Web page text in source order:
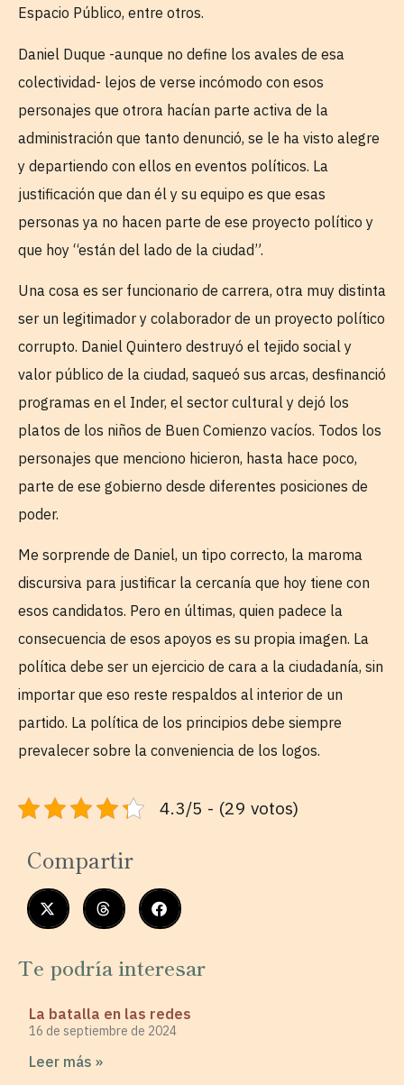
Espacio Público, entre otros.
Daniel Duque -aunque no define los avales de esa
colectividad- lejos de verse incómodo con esos
personajes que otrora hacían parte activa de la
administración que tanto denunció, se le ha visto alegre
y departiendo con ellos en eventos políticos. La
justificación que dan él y su equipo es que esas
personas ya no hacen parte de ese proyecto político y
que hoy “están del lado de la ciudad”.
Una cosa es ser funcionario de carrera, otra muy distinta
ser un legitimador y colaborador de un proyecto político
corrupto. Daniel Quintero destruyó el tejido social y
valor público de la ciudad, saqueó sus arcas, desfinanció
programas en el Inder, el sector cultural y dejó los
platos de los niños de Buen Comienzo vacíos. Todos los
personajes que menciono hicieron, hasta hace poco,
parte de ese gobierno desde diferentes posiciones de
poder.
Me sorprende de Daniel, un tipo correcto, la maroma
discursiva para justificar la cercanía que hoy tiene con
esos candidatos. Pero en últimas, quien padece la
consecuencia de esos apoyos es su propia imagen. La
política debe ser un ejercicio de cara a la ciudadanía, sin
importar que eso reste respaldos al interior de un
partido. La política de los principios debe siempre
prevalecer sobre la conveniencia de los logos.
4.3/5 - (29 votos)
Compartir
Te podría interesar
La batalla en las redes
16 de septiembre de 2024
Leer más »